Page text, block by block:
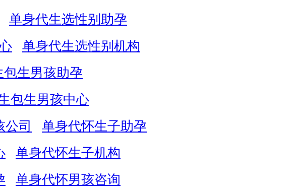
单身代生选性别助孕
单身代生选性别机构
包生男孩助孕
包生男孩中心
公司
单身代怀生子助孕
单身代怀生子机构
单身代怀男孩咨询